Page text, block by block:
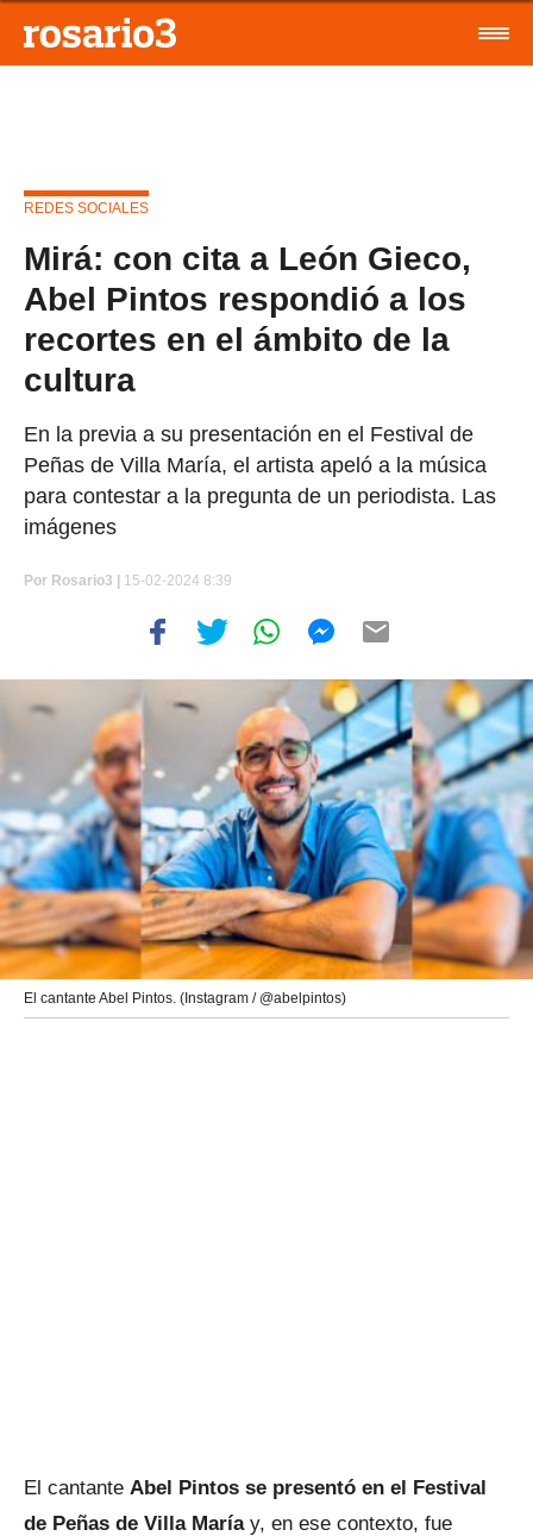
REDES SOCIALES
Mirá: con cita a León Gieco,
Abel Pintos respondió a los
recortes en el ámbito de la
cultura
En la previa a su presentación en el Festival de
Peñas de Villa María, el artista apeló a la música
para contestar a la pregunta de un periodista. Las
imágenes
Por Rosario3 | 15-02-2024 8:39
El cantante Abel Pintos. (Instagram / @abelpintos)
El cantante Abel Pintos se presentó en el Festival
de Peñas de Villa Maríay, en ese contexto, fue